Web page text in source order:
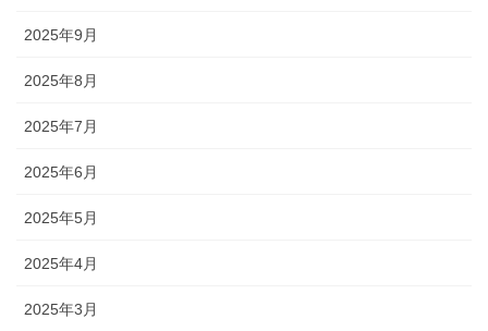
2025年9月
2025年8月
2025年7月
2025年6月
2025年5月
2025年4月
2025年3月